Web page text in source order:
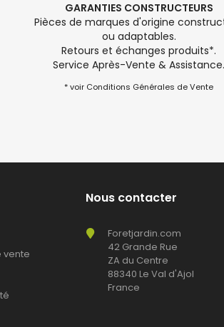
GARANTIES CONSTRUCTEURS
Pièces de marques d'origine
ou adaptables.
Retours et échanges produits*.
Service Après-Vente & Assistance.
* voir Conditions Générales de Vente
vente
Nous contacter
Foretjardin.com
42 Grande Rue
ZA du Centre
88340 Le Val d'Ajol
France